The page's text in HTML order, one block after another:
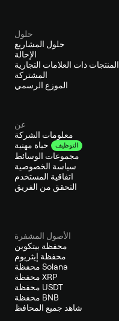
حلول
حلول المشاريع
الإحالة
المنتجات ذات العلامات التجارية
المشتركة
الموزع الرسمي
عن
معلومات الشركة
حياة مهنية
التوظيف
مجموعات الوسائط
سياسة الخصوصية
اتفاقية المستخدم
التحقق من الفريق
الأصول المشفرة
محفظة بيتكوين
محفظة إيثريوم
محفظة Solana
محفظة XRP
محفظة USDT
محفظة BNB
شاهد جميع المحافظ